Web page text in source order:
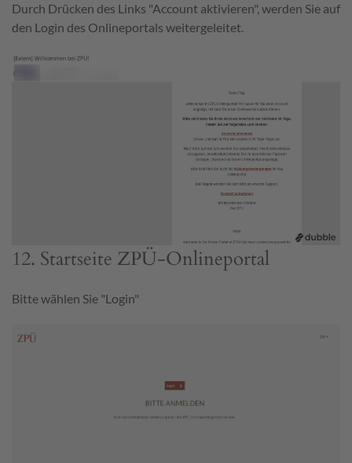
Durch Drücken des Links "Account aktivieren", werden Sie auf
den Login des Onlineportals weitergeleitet.
12. Startseite ZPÜ-Onlineportal
Bitte wählen Sie "Login"